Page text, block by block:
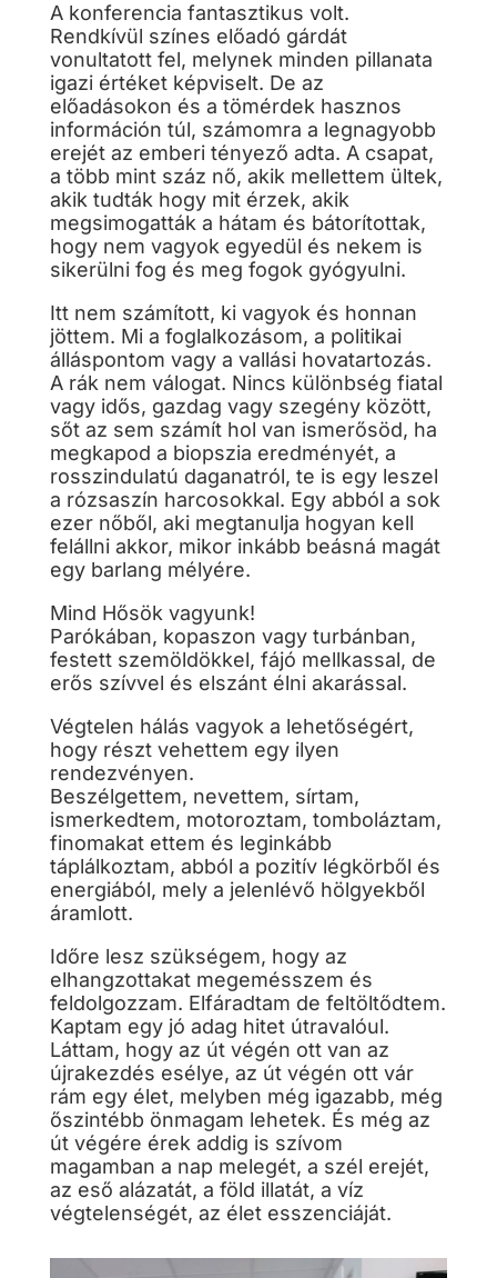
A konferencia fantasztikus volt.
Rendkívül színes előadó gárdát
vonultatott fel, melynek minden pillanata
igazi értéket képviselt. De az
előadásokon és a tömérdek hasznos
információn túl, számomra a legnagyobb
erejét az emberi tényező adta. A csapat,
a több mint száz nő, akik mellettem ültek,
akik tudták hogy mit érzek, akik
megsimogatták a hátam és bátorítottak,
hogy nem vagyok egyedül és nekem is
sikerülni fog és meg fogok gyógyulni.
Itt nem számított, ki vagyok és honnan
jöttem. Mi a foglalkozásom, a politikai
álláspontom vagy a vallási hovatartozás.
A rák nem válogat. Nincs különbség fiatal
vagy idős, gazdag vagy szegény között,
sőt az sem számít hol van ismerősöd, ha
megkapod a biopszia eredményét, a
rosszindulatú daganatról, te is egy leszel
a rózsaszín harcosokkal. Egy abból a sok
ezer nőből, aki megtanulja hogyan kell
felállni akkor, mikor inkább beásná magát
egy barlang mélyére.
Mind Hősök vagyunk!
Parókában, kopaszon vagy turbánban,
festett szemöldökkel, fájó mellkassal, de
erős szívvel és elszánt élni akarással.
Végtelen hálás vagyok a lehetőségért,
hogy részt vehettem egy ilyen
rendezvényen.
Beszélgettem, nevettem, sírtam,
ismerkedtem, motoroztam, tomboláztam,
finomakat ettem és leginkább
táplálkoztam, abból a pozitív légkörből és
energiából, mely a jelenlévő hölgyekből
áramlott.
Időre lesz szükségem, hogy az
elhangzottakat megemésszem és
feldolgozzam. Elfáradtam de feltöltődtem.
Kaptam egy jó adag hitet útravalóul.
Láttam, hogy az út végén ott van az
újrakezdés esélye, az út végén ott vár
rám egy élet, melyben még igazabb, még
őszintébb önmagam lehetek. És még az
út végére érek addig is szívom
magamban a nap melegét, a szél erejét,
az eső alázatát, a föld illatát, a víz
végtelenségét, az élet esszenciáját.